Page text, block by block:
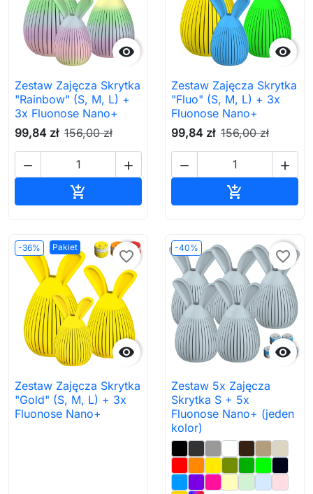

Zestaw Zajęcza Skrytka
"Rainbow" (S, M, L) +
3x Fluonose Nano+
99,84 zł 156,00 zł
 


Zestaw Zajęcza Skrytka
"Fluo" (S, M, L) + 3x
Fluonose Nano+
99,84 zł 156,00 zł
 

-36% Pakiet

favorite_border
Zestaw Zajęcza Skrytka
"Gold" (S, M, L) + 3x
Fluonose Nano+
-40%

favorite_border
Zestaw 5x Zajęcza
Skrytka S + 5x
Fluonose Nano+ (jeden
kolor)